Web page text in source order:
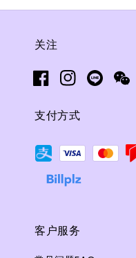
关注
支付方式
客户服务